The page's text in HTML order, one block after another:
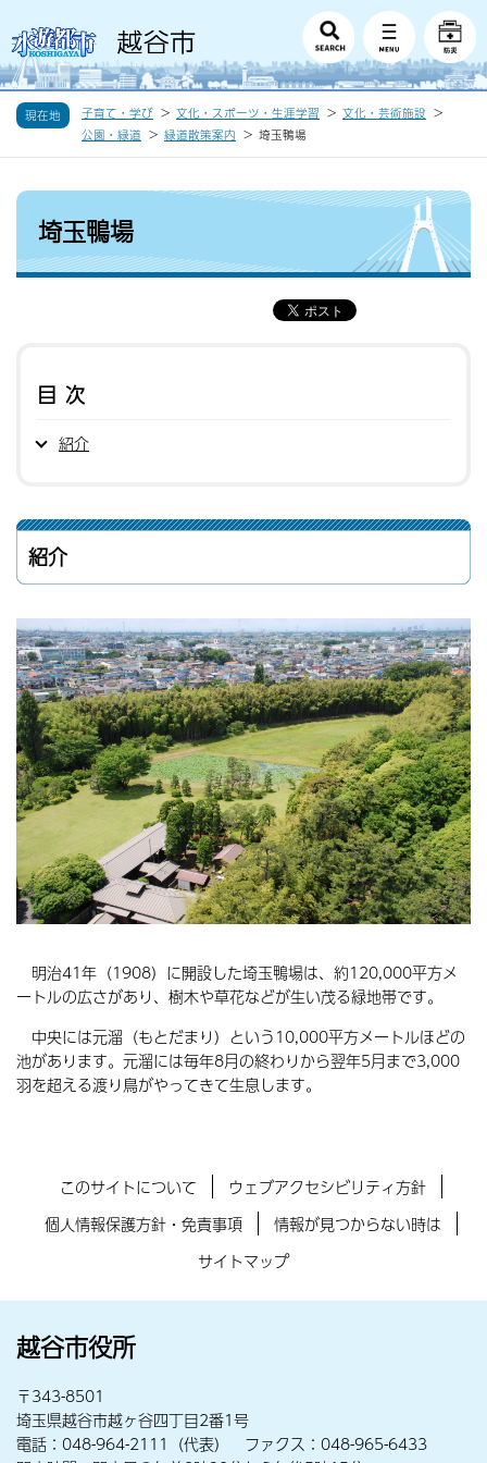
現在地 子育て・学び 文化・スポーツ・生涯学習
文化・芸術施設
公園・緑道
緑道散策案内 埼玉鴨場
埼玉鴨場
目次
紹介
紹介
明治41年（1908）に開設した埼玉鴨場は、約120,000平方メ
ートルの広さがあり、樹木や草花などが生い茂る緑地帯です。
中央には元溜（もとだまり）という10,000平方メートルほどの
池があります。元溜には毎年8月の終わりから翌年5月まで3,000
羽を超える渡り鳥がやってきて生息します。
このサイトについて
ウェブアクセシビリティ方針
個人情報保護方針・免責事項
情報が見つからない時は
サイトマップ
越谷市役所
〒343-8501
埼玉県越谷市越ヶ谷四丁目2番1号
電話：048-964-2111（代表） ファクス：048-965-6433